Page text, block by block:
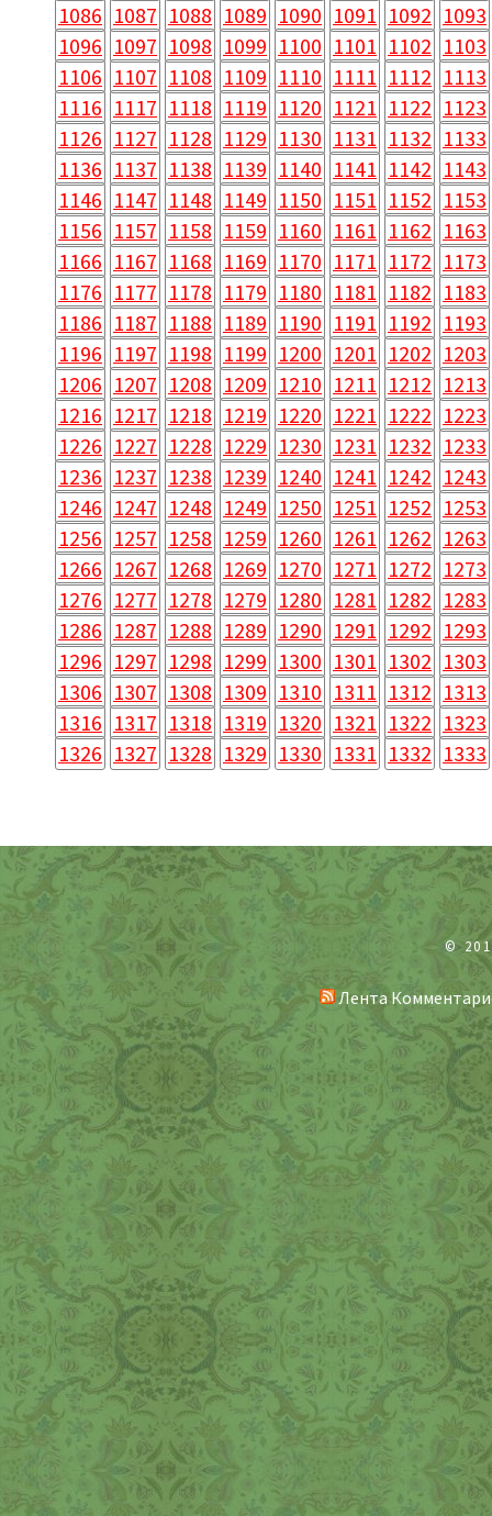
1086 1087 1088 1089 1090 1091 1092 1093
1096 1097 1098 1099 1100 1101 1102 1103
1106 1107 1108 1109 1110 1111 1112 1113
1116 1117 1118 1119 1120 1121 1122 1123
1126 1127 1128 1129 1130 1131 1132 1133
1136 1137 1138 1139 1140 1141 1142 1143
1146 1147 1148 1149 1150 1151 1152 1153
1156 1157 1158 1159 1160 1161 1162 1163
1166 1167 1168 1169 1170 1171 1172 1173
1176 1177 1178 1179 1180 1181 1182 1183
1186 1187 1188 1189 1190 1191 1192 1193
1196 1197 1198 1199 1200 1201 1202 1203
1206 1207 1208 1209 1210 1211 1212 1213
1216 1217 1218 1219 1220 1221 1222 1223
1226 1227 1228 1229 1230 1231 1232 1233
1236 1237 1238 1239 1240 1241 1242 1243
1246 1247 1248 1249 1250 1251 1252 1253
1256 1257 1258 1259 1260 1261 1262 1263
1266 1267 1268 1269 1270 1271 1272 1273
1276 1277 1278 1279 1280 1281 1282 1283
1286 1287 1288 1289 1290 1291 1292 1293
1296 1297 1298 1299 1300 1301 1302 1303
1306 1307 1308 1309 1310 1311 1312 1313
1316 1317 1318 1319 1320 1321 1322 1323
1326 1327 1328 1329 1330 1331 1332 1333
©
Лента